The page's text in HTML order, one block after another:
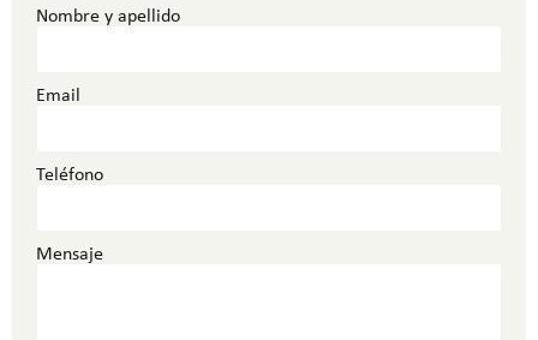
Nombre y apellido
Email
Teléfono
Mensaje